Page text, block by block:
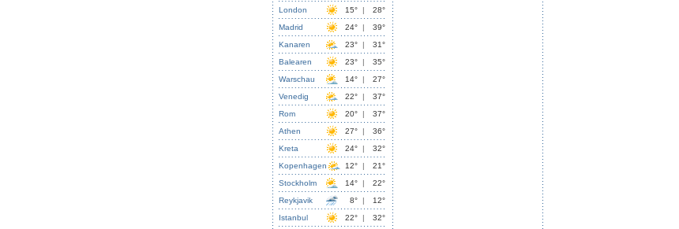
London
15° |
28°
Madrid
24° |
39°
Kanaren
23° |
31°
Balearen
23° |
35°
Warschau
14° |
27°
Venedig
22° |
37°
Rom
20° |
37°
Athen
27° |
36°
Kreta
24° |
32°
Kopenhagen
12° |
21°
Stockholm
14° |
22°
Reykjavik
8° |
12°
Istanbul
22° | 32°